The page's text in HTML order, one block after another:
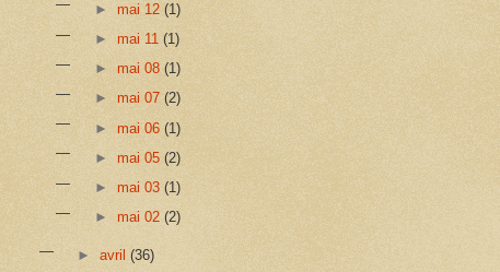
► mai 12 (1)
► mai 11 (1)
► mai 08 (1)
► mai 07 (2)
► mai 06 (1)
► mai 05 (2)
► mai 03 (1)
► mai 02 (2)
►avril(36)